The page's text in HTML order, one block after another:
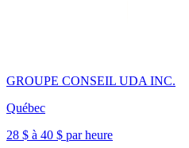
GROUPE CONSEIL UDA INC.
Québec
28 $ à 40 $ par heure